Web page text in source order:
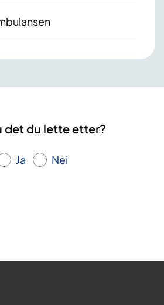
det du lette etter?
Ja Nei